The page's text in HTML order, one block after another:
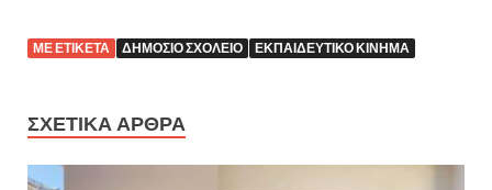
ΜΕ ΕΤΙΚΕΤΑ ΔΗΜΟΣΙΟ ΣΧΟΛΕΙΟ ΕΚΠΑΙΔΕΥΤΙΚΟ ΚΙΝΗΜΑ
ΣΧΕΤΙΚΑ ΑΡΘΡΑ